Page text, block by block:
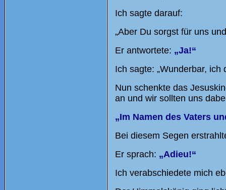
Ich sagte darauf:
„Aber Du sorgst für uns
Er antwortete: „Ja!“
Ich sagte: „Wunderbar, ich
Nun schenkte das
an und wir sollten uns
„Im Namen des Vaters
Bei diesem Segen
Er sprach: „Adieu!“
Ich verabschiedete mich